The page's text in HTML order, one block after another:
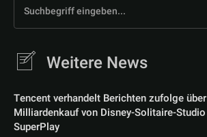
Suchbegriff eingeben...
Weitere News
Tencent verhandelt Berichten zufolge über
Milliardenkauf von Disney-Solitaire-Studio
SuperPlay